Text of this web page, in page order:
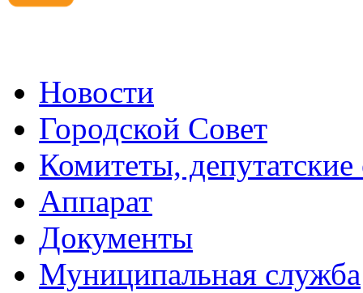
Новости
Городской Совет
Комитеты,
Аппарат
Документы
Муниципальная служба